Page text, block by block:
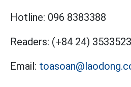
Hotline: 096 8383388
Readers: (+84 24)
Email: